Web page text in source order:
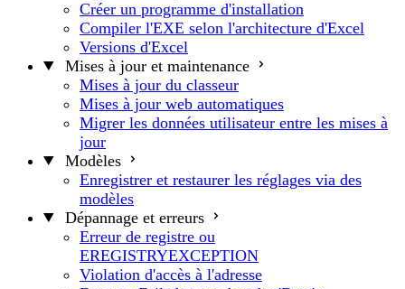
Créer un programme d'installation
Compiler l'EXE selon l'architecture d'Excel
Versions d'Excel
Mises à jour et maintenance
Mises à jour du classeur
Mises à jour web automatiques
Migrer les données utilisateur entre les mises à
jour
Modèles
Enregistrer et restaurer les réglages via des
modèles
Dépannage et erreurs
Erreur de registre ou
EREGISTRYEXCEPTION
Violation d'accès à l'adresse